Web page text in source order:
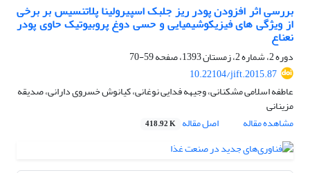
بررسی اثر افزودن پودر ریز جلبک اسپیرولینا پلاتنسیس بر برخی
از ویژگی های فیزیکوشیمیایی و حسی دوغ پروبیوتیک حاوی پودر
نعناع
دوره 2، شماره 2، زمستان 1393، صفحه
59-70
10.22104/jift.2015.87
عاطفه اسلامی مشکنانی، وجیهه فدایی نوغانی، کیانوش خسروی دارانی، صدیقه
مزینانی
مشاهده مقاله
اصل مقاله 418.92 K